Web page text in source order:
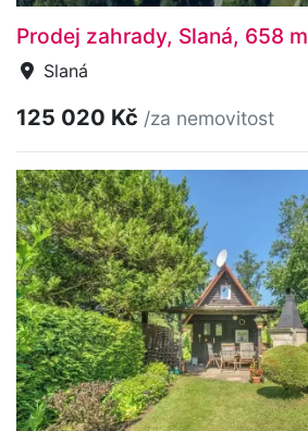
Prodej zahrady, Slaná, 658 m
Slaná
125 020 Kč /za nemovitost